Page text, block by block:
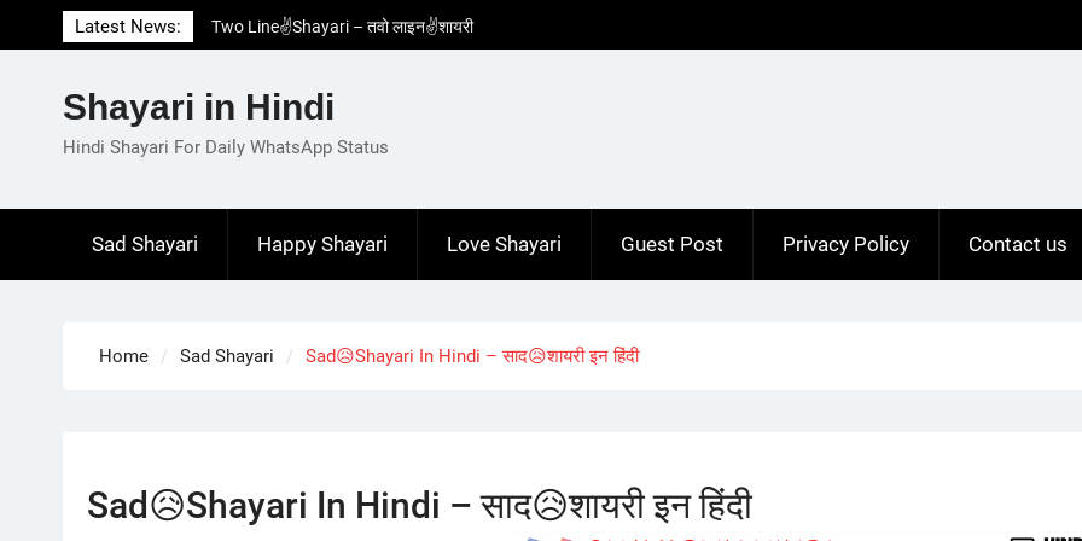
to
Latest News:
Two Line✌️Shayari – तवो लाइन✌️शायरी
Love😓Lines In Hindi – लव😓लाइन्स इन हिंदी
Love🥳Poetry In Hindi – लव🥳पोएट्री इन हिंदी
1 Line☝️Shayari In Hindi – १ लाइन☝️शायरी इन
Shayari in Hindi
Hindi Shayari For Daily WhatsApp Status
Sad Shayari Happy Shayari Love Shayari Guest Post Privacy Policy Contact us
Home Sad Shayari Sad😥Shayari In Hindi – साद😥शायरी इन हिंदी
Sad😥Shayari In Hindi – साद😥शायरी इन हिंदी